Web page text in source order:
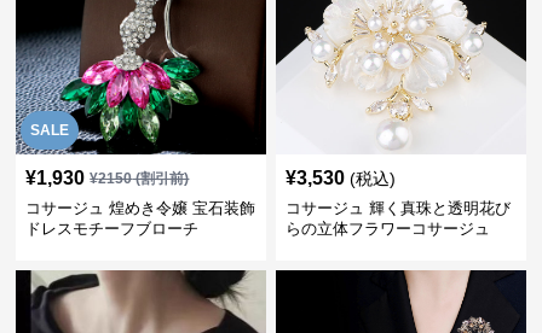
SALE
¥1,930 ¥2150(割引前)
コサージュ 煌めき令嬢 宝石装飾
ドレスモチーフブローチ
¥3,530 (税込)
コサージュ 輝く真珠と透明花び
らの立体フラワーコサージュ